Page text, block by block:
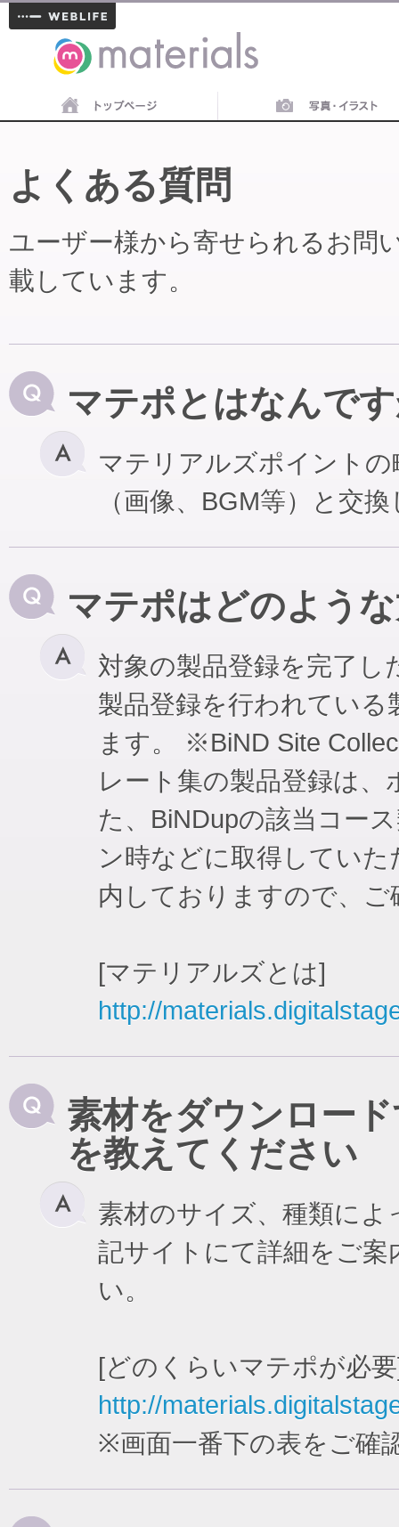
materials
よくある質問
ユーザー様から寄せられるお問
載しています。
マテポとはなんで
マテリアルズポイント
（画像、BGM等）と交
マテポはどのよう
対象の製品登録を完了
製品登録を行われてい
ます。 ※BiND Site
レート集の製品登録は
た、BiNDupの該当コー
ン時などに取得してい
内しておりますので、
[マテリアルズとは]
http://
素材をダウンロー
を教えてください
素材のサイズ、種類に
記サイトにて詳細をご
い。
[どのくらいマテポが必
http://
※画面一番下の表をご確